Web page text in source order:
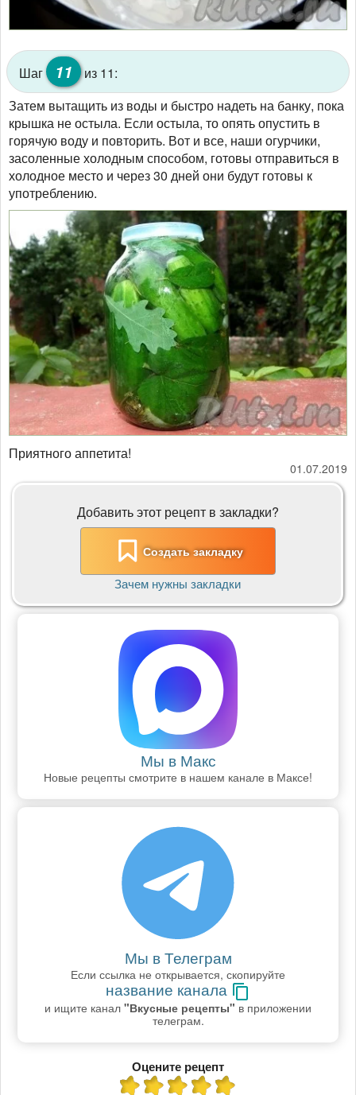
Шаг 11 из 11:
Затем вытащить из воды и быстро надеть на банку, пока
крышка не остыла. Если остыла, то опять опустить в
горячую воду и повторить. Вот и все, наши огурчики,
засоленные холодным способом, готовы отправиться в
холодное место и через 30 дней они будут готовы к
употреблению.
Приятного аппетита!
01.07.2019
Добавить этот рецепт в закладки?
Создать закладку
Зачем нужны закладки
Мы в Макс
Новые рецепты смотрите в нашем канале в Максе!
Мы в Телеграм
Если ссылка не открывается, скопируйте
название канала
и ищите канал "Вкусные рецепты" в приложении
телеграм.
Оцените рецепт